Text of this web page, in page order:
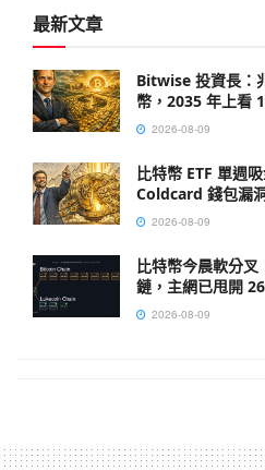
最新文章
Bitwise 投資長：
幣，2035 年上看
2026-08-09
比特幣 ETF 單週
Coldcard 錢包漏
2026-08-09
比特幣今晨軟分
鏈，主網已甩開
2026-08-09